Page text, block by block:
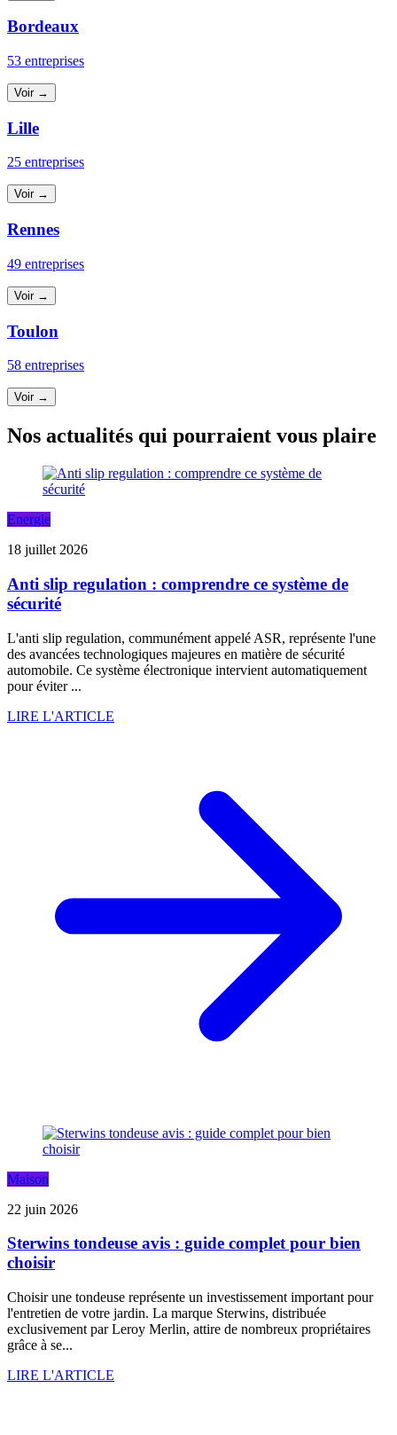
Bordeaux
53 entreprises
Voir →
Lille
25 entreprises
Voir →
Rennes
49 entreprises
Voir →
Toulon
58 entreprises
Voir →
Nos actualités qui pourraient vous plaire
Energie
18 juillet 2026
Anti slip regulation : comprendre ce système de
sécurité
L'anti slip regulation, communément appelé ASR, représente l'une
des avancées technologiques majeures en matière de sécurité
automobile. Ce système électronique intervient automatiquement
pour éviter ...
LIRE L'ARTICLE
Maison
22 juin 2026
Sterwins tondeuse avis : guide complet pour bien
choisir
Choisir une tondeuse représente un investissement important pour
l'entretien de votre jardin. La marque Sterwins, distribuée
exclusivement par Leroy Merlin, attire de nombreux propriétaires
grâce à se...
LIRE L'ARTICLE